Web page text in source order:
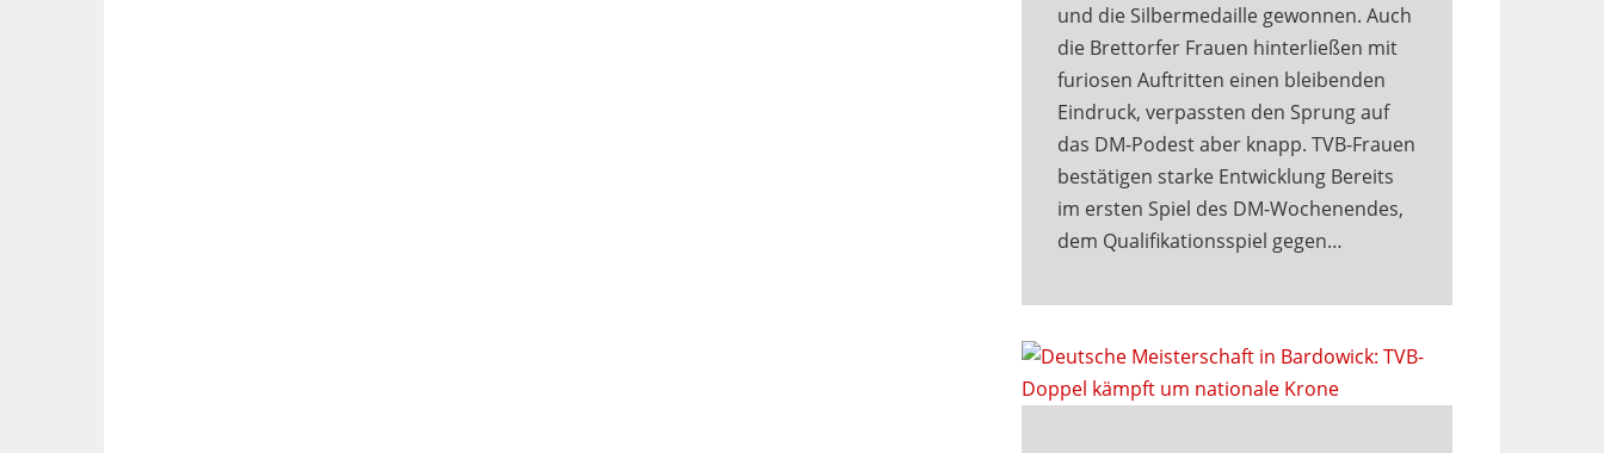
und die Silbermedaille gewonnen. Auch
die Brettorfer Frauen hinterließen mit
furiosen Auftritten einen bleibenden
Eindruck, verpassten den Sprung auf
das DM-Podest aber knapp. TVB-Frauen
bestätigen starke Entwicklung Bereits
im ersten Spiel des DM-Wochenendes,
dem Qualifikationsspiel gegen…